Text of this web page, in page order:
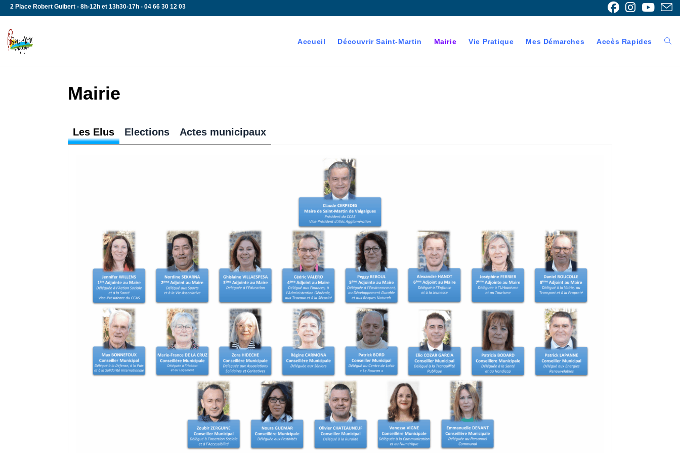
Skip
to
content
2 Place Robert Guibert - 8h-12h et 13h30-17h - 04 66 30 12 03
Accueil Découvrir Saint-Martin Mairie Vie Pratique Mes Démarches Accès Rapides
Mairie
Les Elus Elections Actes municipaux
Tous aux urnes !!! Chaque Français devenant majeur est
automatiquement inscrit sur les listes électorales de la commune
où il réside s’il a, préalablement, fait les démarches de
recensement citoyen dès l’âge de 16 ans. Une inscription d’office
peut ne pas être prise en compte du fait d’un recensement tardif
ou encore d’un déménagement après le recensement.
Dans ce cas, il convient de demander à être inscrit sur les listes
électorales auprès de sa mairie.